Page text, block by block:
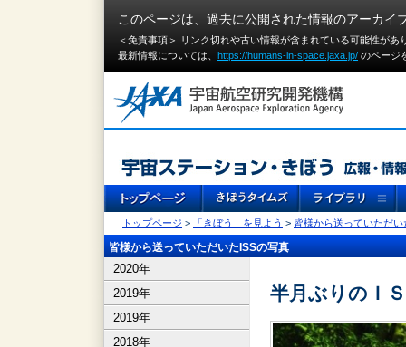
このページは、過去に公開された情報のアーカイ
＜免責事項＞ リンク切れや古い情報が含まれている可能性が
最新情報については、 https://humans-in-space.jaxa.jp/ のページ
トップページ > 「きぼう」を見よう > 皆様から送っていただい
皆様から送っていただいたISSの写真
2020年
2019年
2019年
2018年
半月ぶりのＩ